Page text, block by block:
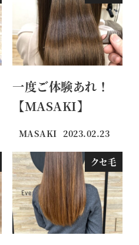
一度ご体験あれ！
【MASAKI】
MASAKI 投稿日
2023.02.23
クセ毛